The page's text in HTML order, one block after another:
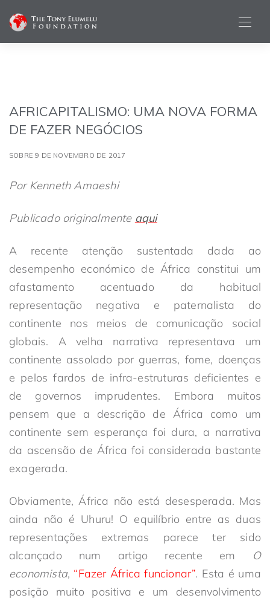
AFRICAPITALISMO: UMA NOVA FORMA
DE FAZER NEGÓCIOS
SOBRE 9 DE NOVEMBRO DE 2017
Por Kenneth Amaeshi
Publicado originalmente aqui
A recente atenção sustentada dada ao
desempenho económico de África constitui um
afastamento acentuado da habitual
representação negativa e paternalista do
continente nos meios de comunicação social
globais. A velha narrativa representava um
continente assolado por guerras, fome, doenças
e pelos fardos de infra-estruturas deficientes e
de governos imprudentes. Embora muitos
pensem que a descrição de África como um
continente sem esperança foi dura, a narrativa
da ascensão de África foi considerada bastante
exagerada.
Obviamente, África não está desesperada. Mas
ainda não é Uhuru! O equilíbrio entre as duas
representações extremas parece ter sido
alcançado num artigo recente em O
economista, “Fazer África funcionar”. Esta é uma
posição muito positiva e um desenvolvimento